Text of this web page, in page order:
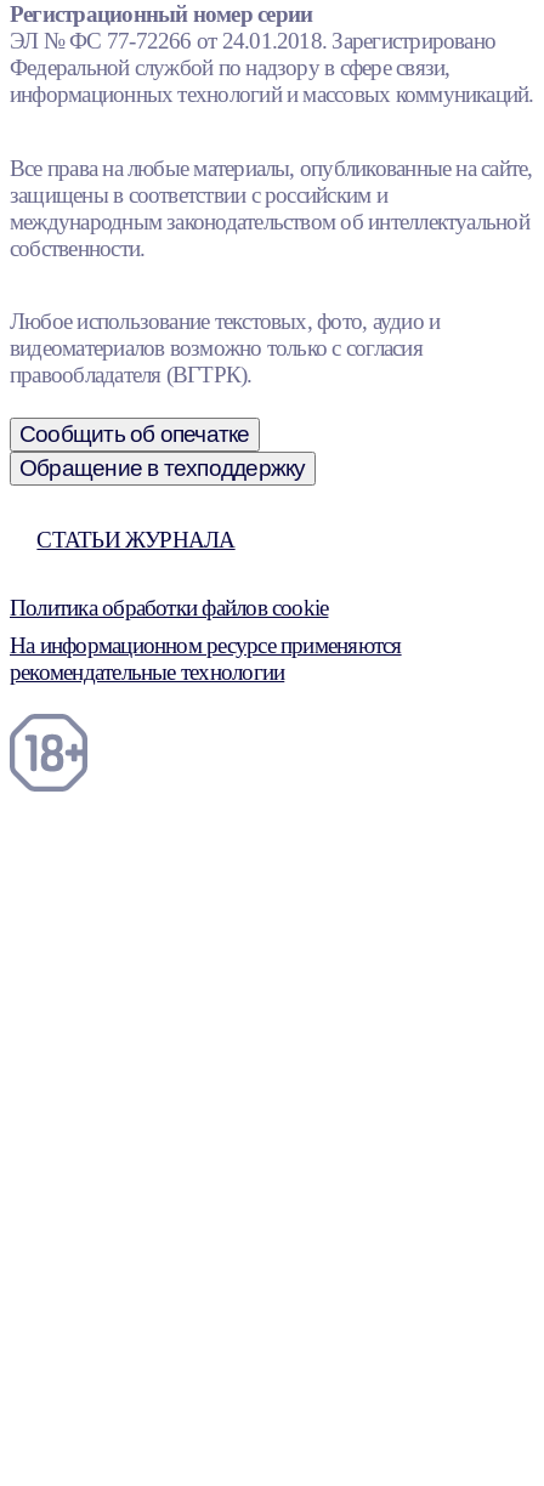
Регистрационный номер серии
ЭЛ № ФС 77-72266 от 24.01.2018. Зарегистрировано
Федеральной службой по надзору в сфере связи,
информационных технологий и массовых коммуникаций.
Все права на любые материалы, опубликованные на сайте,
защищены в соответствии с российским и
международным законодательством об интеллектуальной
собственности.
Любое использование текстовых, фото, аудио и
видеоматериалов возможно только с согласия
правообладателя (ВГТРК).
Сообщить об опечатке
Обращение в техподдержку
СТАТЬИ ЖУРНАЛА
Политика обработки файлов cookie
На информационном ресурсе применяются
рекомендательные технологии